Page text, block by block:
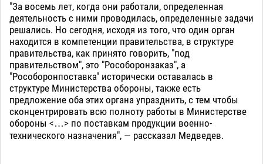
"За восемь лет, когда они работали, определенная
деятельность с ними проводилась, определенные задачи
решались. Но сегодня, исходя из того, что один орган
находится в компетенции правительства, в структуре
правительства, как принято говорить, "под
правительством", это "Рособоронзаказ", а
"Рособоронпоставка" исторически оставалась в
структуре Министерства обороны, также есть
предложение оба этих органа упразднить, с тем чтобы
сконцентрировать всю полноту работы в Министерстве
обороны <…> по поставкам продукции военно-
технического назначения", — рассказал Медведев.